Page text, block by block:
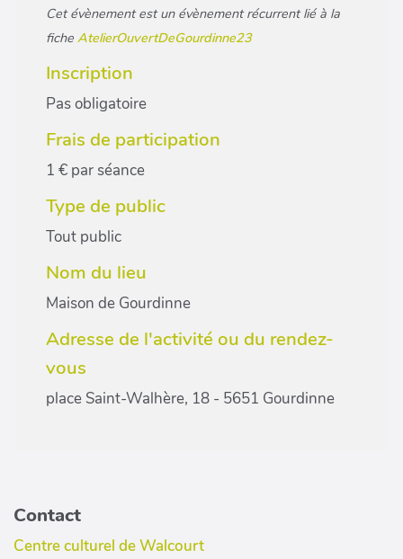
Cet évènement est un évènement récurrent lié à la
fiche AtelierOuvertDeGourdinne23
Inscription
Pas obligatoire
Frais de participation
1 € par séance
Type de public
Tout public
Nom du lieu
Maison de Gourdinne
Adresse de l'activité ou du rendez-
vous
place Saint-Walhère, 18 - 5651 Gourdinne
Contact
Centre culturel de Walcourt